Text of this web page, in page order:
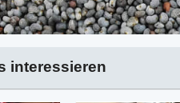
interessieren